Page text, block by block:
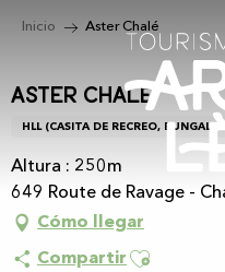
principal
Inicio Aster Chalé
Aster Chalé
HLL (CASITA DE RECREO,
Altura : 250m
649 Route de Ravage -
Cómo llegar
Compartir Ajouter aux